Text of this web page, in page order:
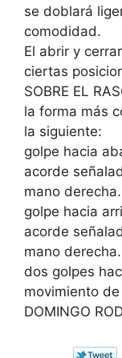
se doblará
comodidad.
El abrir y
ciertas
SOBRE EL
la forma más
la siguiente:
golpe hacia
acorde
mano derecha.
golpe hacia
acorde
mano derecha.
dos golpes
movimiento
DOMINGO